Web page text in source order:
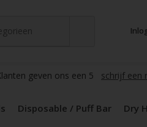
geven ons een 5 schrijf een
Disposable / Puff Bar Dry